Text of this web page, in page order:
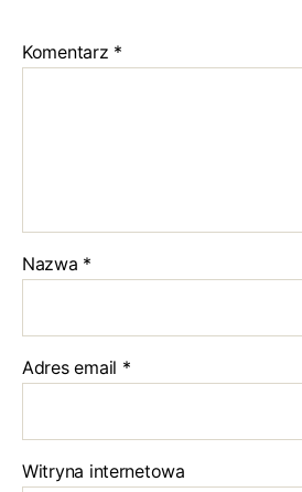
Komentarz *
Nazwa *
Adres email *
Witryna internetowa